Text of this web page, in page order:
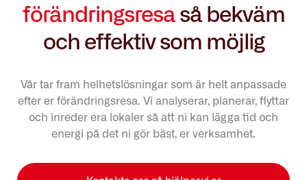
förändringsresa så bekväm
och effektiv som möjlig
Vår tar fram helhetslösningar som är helt anpassade
efter er förändringsresa. Vi analyserar, planerar, flyttar
och inreder era lokaler så att ni kan lägga tid och
energi på det ni gör bäst, er verksamhet.